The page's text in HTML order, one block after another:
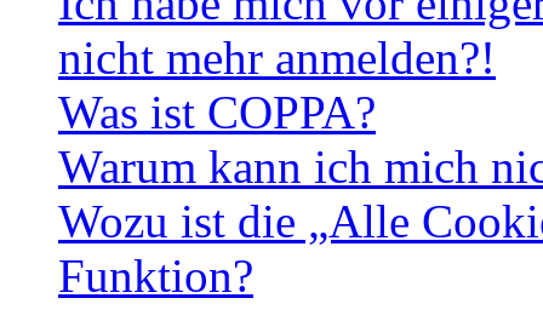
nicht mehr anmelden?!
Was ist COPPA?
Warum kann ich mich
Wozu ist die „Alle
Funktion?